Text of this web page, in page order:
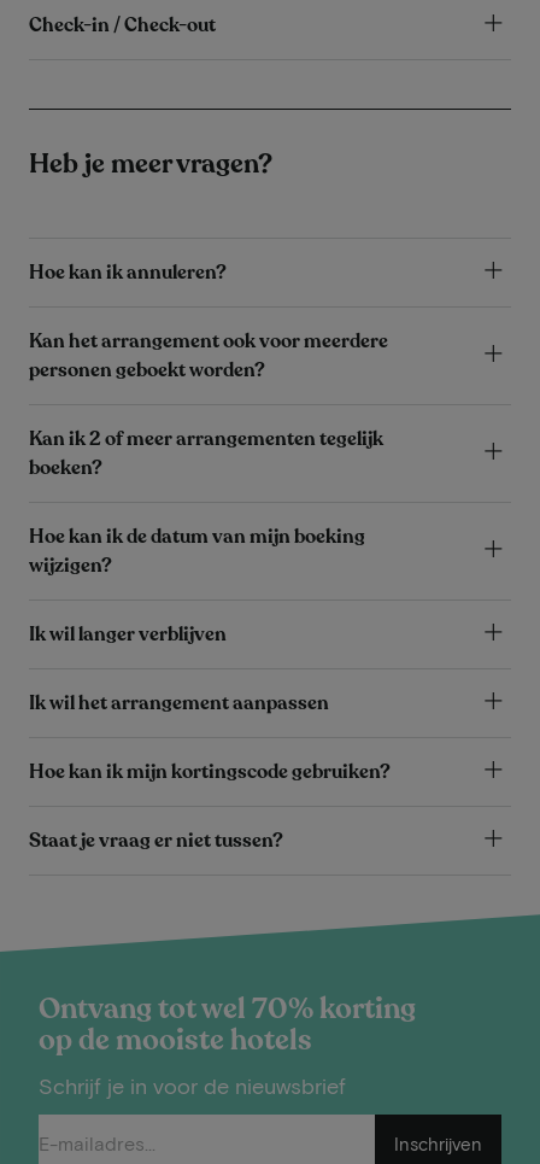
Check-in / Check-out
Heb je meer vragen?
Hoe kan ik annuleren?
Kan het arrangement ook voor meerdere
personen geboekt worden?
Kan ik 2 of meer arrangementen tegelijk
boeken?
Hoe kan ik de datum van mijn boeking
wijzigen?
Ik wil langer verblijven
Ik wil het arrangement aanpassen
Hoe kan ik mijn kortingscode gebruiken?
Staat je vraag er niet tussen?
Ontvang tot wel 70% korting
op de mooiste hotels
Schrijf je in voor de nieuwsbrief
Inschrijven